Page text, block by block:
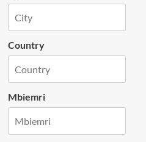
Country
Mbiemri